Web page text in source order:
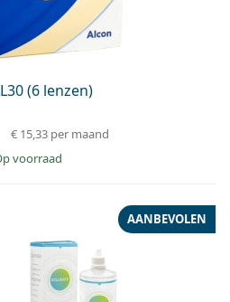
(6 lenzen)
€ 15,33 per maand
op voorraad
AANBEVOLEN